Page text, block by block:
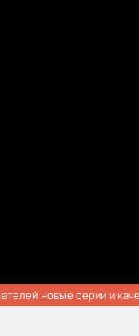
новые серии и